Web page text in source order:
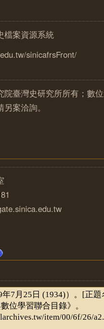
檔案資源系統
sinicafrsFront/
院臺灣史研究所所有；數
案洽詢。